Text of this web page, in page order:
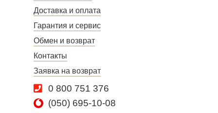
Доставка и оплата
Гарантия и сервис
Обмен и возврат
Контакты
Заявка на возврат
0 800 751 376
(050) 695-10-08